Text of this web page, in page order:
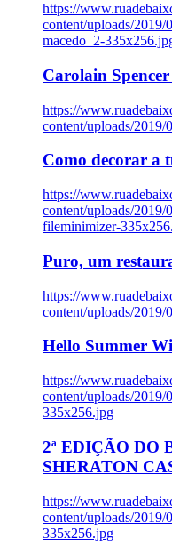
https://
content/uploads/2019/
macedo_2-
Carolain
https://
content/uploads/
Como decorar a
https://
content/uploads/2019/
fileminimizer-
Puro, um
https://
content/uploads/
Hello Summer
https://
content/uploads/2019/
335x256.jpg
2ª EDIÇÃO DO
SHERATON
https://
content/uploads/
335x256.jpg